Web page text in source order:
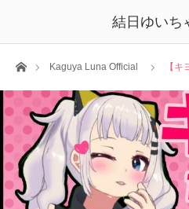
結日ゆいち
ホームKaguya Luna Official 【